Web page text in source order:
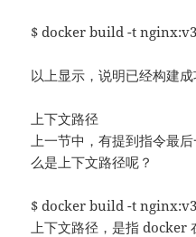
$ docker build -t
以上显示，说明已经构建成
上下文路径
上一节中，有提到指令最
么是上下文路径呢？
$ docker build -t
上下文路径，是指 docker